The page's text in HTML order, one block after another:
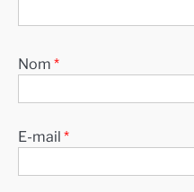
Nom *
E-mail *